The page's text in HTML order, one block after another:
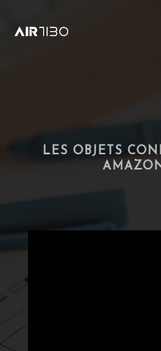
LES OBJETS